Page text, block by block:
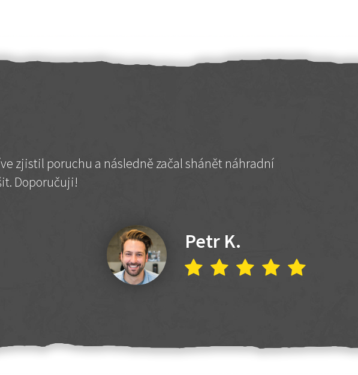
zjistil poruchu a následně začal shánět náhradní
Doporučuji!
Petr K.